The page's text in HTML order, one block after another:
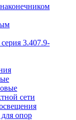
3.407.9-
сети
опор